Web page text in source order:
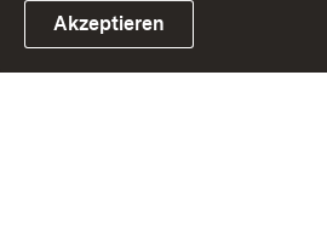
Link zum Landesportal
Akzeptieren